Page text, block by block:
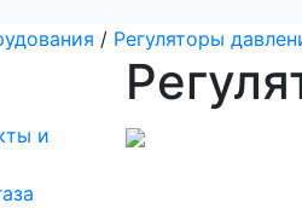
/ Регуляторы
и